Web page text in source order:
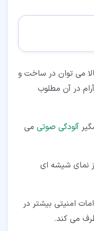
می توان در ساخت و
در آن مطلوب
آلودگی صوتی می
نمای شیشه ای
امنیتی بیشتر در
می کند.